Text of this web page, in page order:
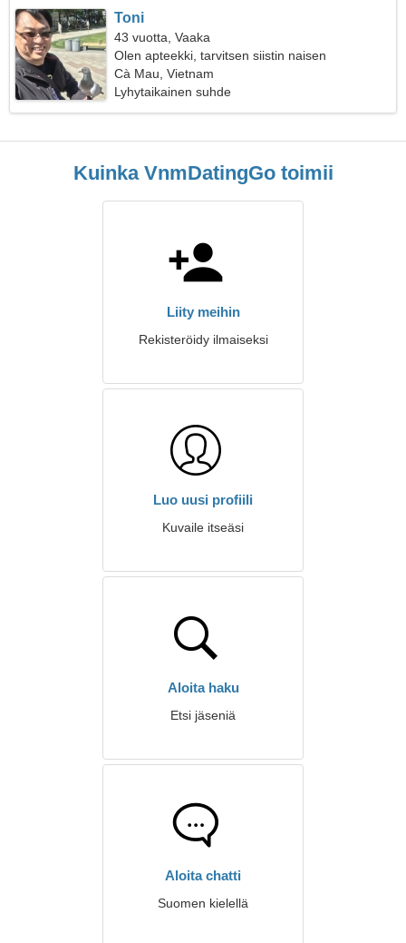
Toni
43 vuotta, Vaaka
Olen apteekki, tarvitsen siistin naisen
Cà Mau, Vietnam
Lyhytaikainen suhde
Kuinka VnmDatingGo toimii
Liity meihin
Rekisteröidy ilmaiseksi
Luo uusi profiili
Kuvaile itseäsi
Aloita haku
Etsi jäseniä
Aloita chatti
Suomen kielellä